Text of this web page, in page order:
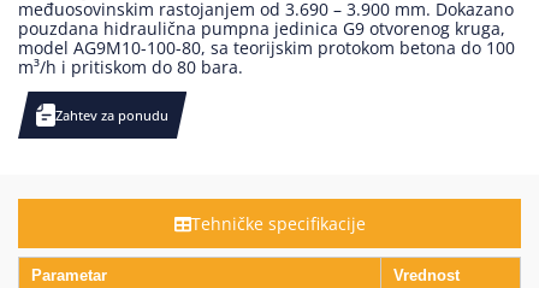
međuosovinskim rastojanjem od 3.690 – 3.900 mm. Dokazano
pouzdana hidraulična pumpna jedinica G9 otvorenog kruga,
model AG9M10-100-80, sa teorijskim protokom betona do 100
m³/h i pritiskom do 80 bara.
Zahtev za ponudu
Tehničke specifikacije
Parametar
Vrednost